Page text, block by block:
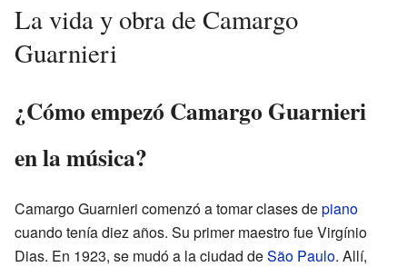
La vida y obra de Camargo
Guarnieri
¿Cómo empezó Camargo Guarnieri
en la música?
Camargo Guarnieri comenzó a tomar clases depiano
cuando tenía diez años. Su primer maestro fue Virgínio
Dias. En 1923, se mudó a la ciudad deSão Paulo. Allí,